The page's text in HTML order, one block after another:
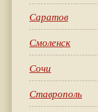
Саратов
Смоленск
Сочи
Ставрополь